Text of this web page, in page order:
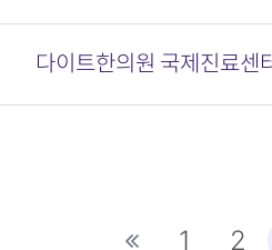
다이트한의원 국제진료센
1 2
다음 맨끝